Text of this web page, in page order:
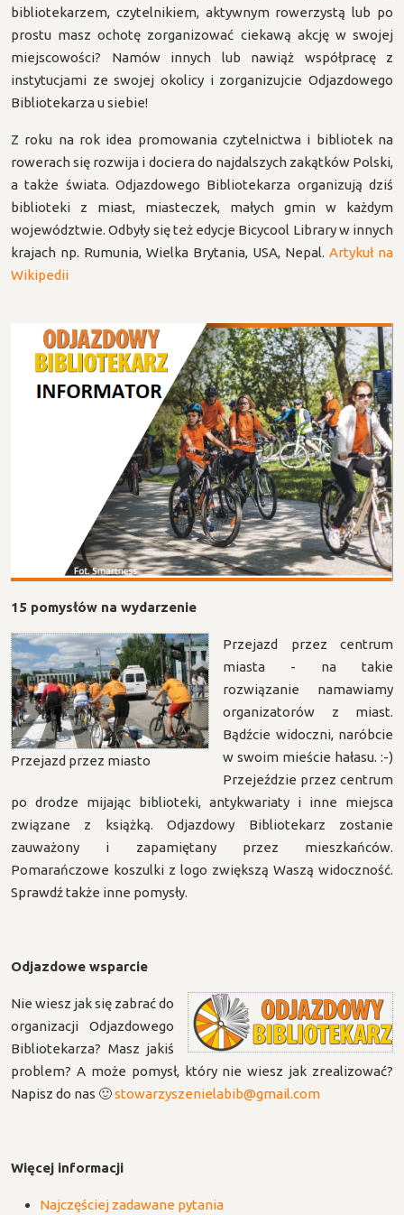
bibliotekarzem, czytelnikiem, aktywnym rowerzystą lub po
prostu masz ochotę zorganizować ciekawą akcję w swojej
miejscowości? Namów innych lub nawiąż współpracę z
instytucjami ze swojej okolicy i zorganizujcie Odjazdowego
Bibliotekarza u siebie!
Z roku na rok idea promowania czytelnictwa i bibliotek na
rowerach się rozwija i dociera do najdalszych zakątków Polski,
a także świata. Odjazdowego Bibliotekarza organizują dziś
biblioteki z miast, miasteczek, małych gmin w każdym
województwie. Odbyły się też edycje Bicycool Library w innych
krajach np. Rumunia, Wielka Brytania, USA, Nepal. Artykuł na
Wikipedii
15 pomysłów na wydarzenie
Przejazd przez miasto
Przejazd przez centrum
miasta - na takie
rozwiązanie namawiamy
organizatorów z miast.
Bądźcie widoczni, naróbcie
w swoim mieście hałasu. :-)
Przejeździe przez centrum
po drodze mijając biblioteki, antykwariaty i inne miejsca
związane z książką. Odjazdowy Bibliotekarz zostanie
zauważony i zapamiętany przez mieszkańców.
Pomarańczowe koszulki z logo zwiększą Waszą widoczność.
Sprawdź także inne pomysły.
Odjazdowe wsparcie
Nie wiesz jak się zabrać do
organizacji Odjazdowego
Bibliotekarza? Masz jakiś
problem? A może pomysł, który nie wiesz jak zrealizować?
Napisz do nas 🙂stowarzyszenielabib@gmail.com
Więcej informacji
Najczęściej zadawane pytania